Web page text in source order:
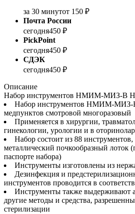
за 30 минутот 150 ₽
Почта России
сегодня450 ₽
PickPoint
сегодня450 ₽
СДЭК
сегодня450 ₽
Описание
Набор инструментов НМИМ-МИЗ-В Н-
Набор инструментов НМИМ-МИЗ-
медпунктов смотровой многоразовый
Применяется в хирургии,
гинекологии, урологии и в
Набор состоит из 88
металлический почкообразный лоток
паспорте набора)
Инструменты изготовлены из
Дезинфекция и
инструментов проводится в
Инструменты также выдерживают
другие методы и средства,
стерилизации